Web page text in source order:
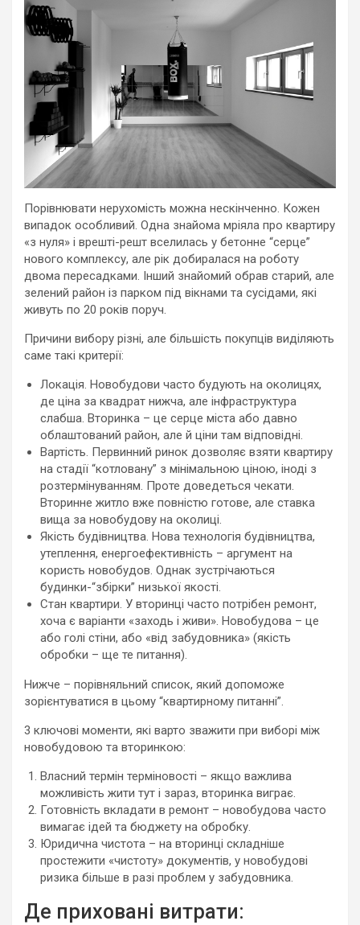
Порівнювати нерухомість можна нескінченно. Кожен
випадок особливий. Одна знайома мріяла про квартиру
«з нуля» і врешті-решт вселилась у бетонне “серце”
нового комплексу, але рік добиралася на роботу
двома пересадками. Інший знайомий обрав старий, але
зелений район із парком під вікнами та сусідами, які
живуть по 20 років поруч.
Причини вибору різні, але більшість покупців виділяють
саме такі критерії:
Локація. Новобудови часто будують на околицях,
де ціна за квадрат нижча, але інфраструктура
слабша. Вторинка – це серце міста або давно
облаштований район, але й ціни там відповідні.
Вартість. Первинний ринок дозволяє взяти квартиру
на стадії “котловану” з мінімальною ціною, іноді з
розтермінуванням. Проте доведеться чекати.
Вторинне житло вже повністю готове, але ставка
вища за новобудову на околиці.
Якість будівництва. Нова технологія будівництва,
утеплення, енергоефективність – аргумент на
користь новобудов. Однак зустрічаються
будинки-“збірки” низької якості.
Стан квартири. У вторинці часто потрібен ремонт,
хоча є варіанти «заходь і живи». Новобудова – це
або голі стіни, або «від забудовника» (якість
обробки – ще те питання).
Нижче – порівняльний список, який допоможе
зорієнтуватися в цьому “квартирному питанні”.
3 ключові моменти, які варто зважити при виборі між
новобудовою та вторинкою:
Власний термін терміновості – якщо важлива
можливість жити тут і зараз, вторинка виграє.
Готовність вкладати в ремонт – новобудова часто
вимагає ідей та бюджету на обробку.
Юридична чистота – на вторинці складніше
простежити «чистоту» документів, у новобудові
ризика більше в разі проблем у забудовника.
Де приховані витрати: